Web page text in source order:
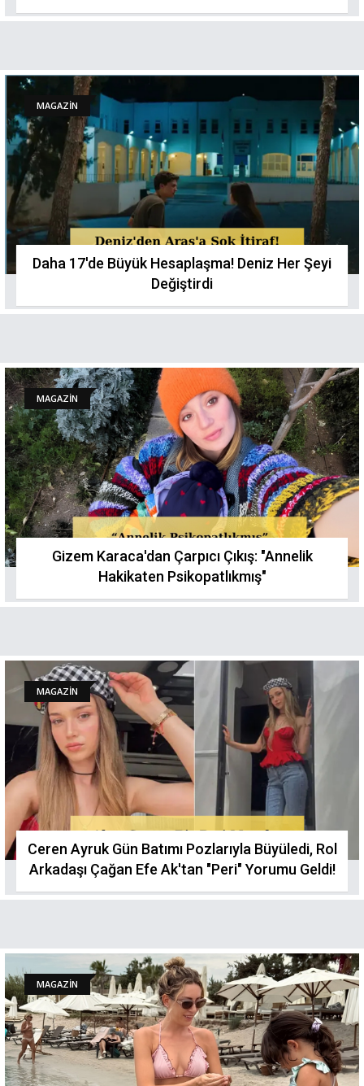
MAGAZİN
Daha 17'de Büyük Hesaplaşma! Deniz Her Şeyi
Değiştirdi
MAGAZİN
Gizem Karaca'dan Çarpıcı Çıkış: "Annelik
Hakikaten Psikopatlıkmış"
MAGAZİN
Ceren Ayruk Gün Batımı Pozlarıyla Büyüledi, Rol
Arkadaşı Çağan Efe Ak'tan "Peri" Yorumu Geldi!
MAGAZİN